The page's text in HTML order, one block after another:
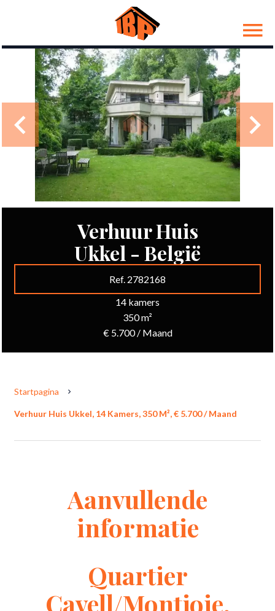
Verhuur Huis
Ukkel - België
Ref. 2782168
14 kamers
350 m²
€ 5.700 / Maand
Startpagina
Verhuur Huis Ukkel, 14 Kamers, 350 M², € 5.700 / Maand
Aanvullende
informatie
Quartier
Cavell/Montjoie,